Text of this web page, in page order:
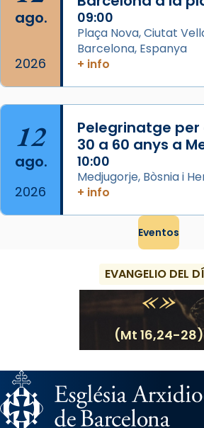
View on Facebook · Share
ago.
2026
09:00
Plaça Nova, Ciutat
Barcelona, Espanya
+ info
12
ago.
2026
Pelegrinatge
30 a 60 anys a
10:00
Medjugorje, Bòsnia i
+ info
Eventos
EVANGELIO DEL
(Mt 16,24-28)